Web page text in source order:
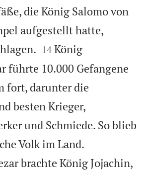
die König Salomo von
aufgestellt hatte,


14 König
führte 10.000 Gefangene
fort, darunter die
besten Krieger,
und Schmiede. So blieb
Volk im Land.
brachte König Jojachin,